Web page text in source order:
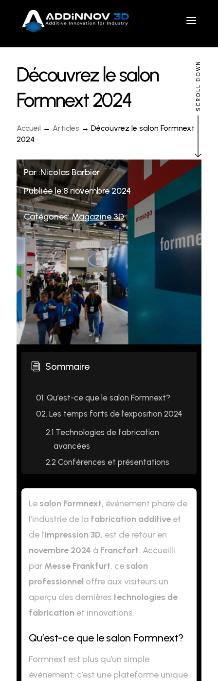
Découvrez le salon
Formnext 2024
Accueil → Articles → Découvrez le salon Formnext
2024
Par :Nicolas Barbier
Publiée le:8 novembre 2024
Catégories:Magazine 3D
i Sommaire
01. Qu’est-ce que le salon Formnext?
02. Les temps forts de l’exposition 2024
2.1 Technologies de fabrication
avancées
2.2 Conférences et présentations
Le salon Formnext, événement phare de
l’industrie de la fabrication additiveet
de l’impression 3D, est de retour en
novembre 2024 à Francfort. Accueilli
par Messe Frankfurt, ce salon
professionnel offre aux visiteurs un
aperçu des dernières technologies de
fabrication et innovations.
Qu’est-ce que le salon Formnext?
Formnext est plus qu’un simple
événement; c’est une plateforme unique